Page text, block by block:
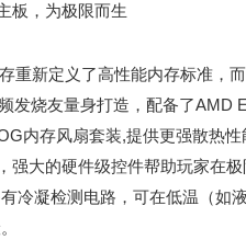
板，为极限而生
重新定义了高性能内存标准，
发烧友量身打造，配备了AMD
内存风扇套装,提供更强散热
强大的硬件级控件帮助玩家在
冷凝检测电路，可在低温（如